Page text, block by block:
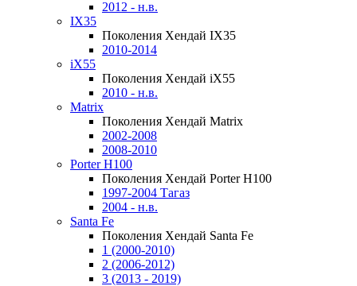
2012 - н.в.
IX35
Поколения Хендай IX35
2010-2014
iX55
Поколения Хендай iX55
2010 - н.в.
Matrix
Поколения Хендай Matrix
2002-2008
2008-2010
Porter H100
Поколения Хендай Porter H100
1997-2004 Тагаз
2004 - н.в.
Santa Fe
Поколения Хендай Santa Fe
1 (2000-2010)
2 (2006-2012)
3 (2013 - 2019)